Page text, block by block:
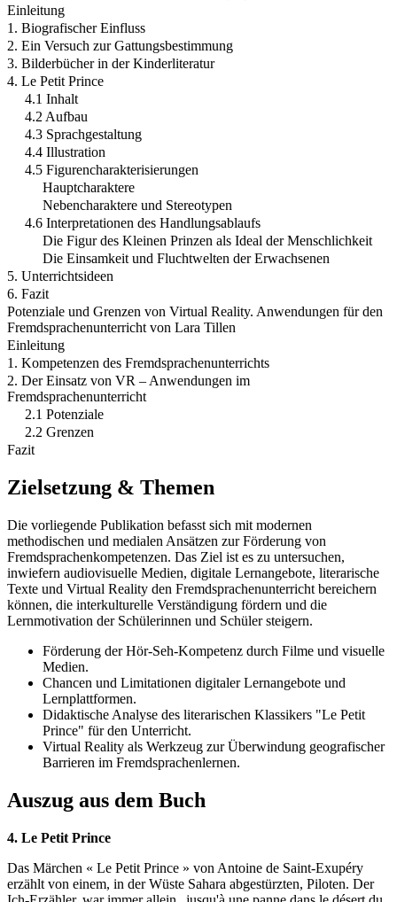
Einleitung
1. Biografischer Einfluss
2. Ein Versuch zur Gattungsbestimmung
3. Bilderbücher in der Kinderliteratur
4. Le Petit Prince
4.1 Inhalt
4.2 Aufbau
4.3 Sprachgestaltung
4.4 Illustration
4.5 Figurencharakterisierungen
Hauptcharaktere
Nebencharaktere und Stereotypen
4.6 Interpretationen des Handlungsablaufs
Die Figur des Kleinen Prinzen als Ideal der Menschlichkeit
Die Einsamkeit und Fluchtwelten der Erwachsenen
5. Unterrichtsideen
6. Fazit
Potenziale und Grenzen von Virtual Reality. Anwendungen für den
Fremdsprachenunterricht von Lara Tillen
Einleitung
1. Kompetenzen des Fremdsprachenunterrichts
2. Der Einsatz von VR – Anwendungen im
Fremdsprachenunterricht
2.1 Potenziale
2.2 Grenzen
Fazit
Zielsetzung & Themen
Die vorliegende Publikation befasst sich mit modernen
methodischen und medialen Ansätzen zur Förderung von
Fremdsprachenkompetenzen. Das Ziel ist es zu untersuchen,
inwiefern audiovisuelle Medien, digitale Lernangebote, literarische
Texte und Virtual Reality den Fremdsprachenunterricht bereichern
können, die interkulturelle Verständigung fördern und die
Lernmotivation der Schülerinnen und Schüler steigern.
Förderung der Hör-Seh-Kompetenz durch Filme und visuelle
Medien.
Chancen und Limitationen digitaler Lernangebote und
Lernplattformen.
Didaktische Analyse des literarischen Klassikers "Le Petit
Prince" für den Unterricht.
Virtual Reality als Werkzeug zur Überwindung geografischer
Barrieren im Fremdsprachenlernen.
Auszug aus dem Buch
4. Le Petit Prince
Das Märchen « Le Petit Prince » von Antoine de Saint-Exupéry
erzählt von einem, in der Wüste Sahara abgestürzten, Piloten. Der